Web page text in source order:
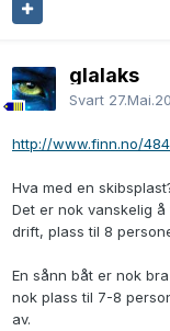
glalaks
Svart
http://www.finn.no/
Hva med en
Det er nok vanskelig
drift, plass til 8
En sånn båt er nok
nok plass til 7-8
av.